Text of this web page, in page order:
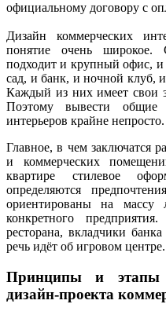
официальному договору с
Дизайн коммерческих
понятие очень широкое.
подходит и крупный офис,
сад, и банк, и ночной клуб,
Каждый из них имеет свои
Поэтому вывести общие
интерьеров крайне
Главное, в чем заключатся
и коммерческих
квартире стилевое
определяются
ориентированы на массу
конкретного
ресторана, вкладчики
речь идёт об игровом центре.
Принципы и этапы
дизайн-проекта